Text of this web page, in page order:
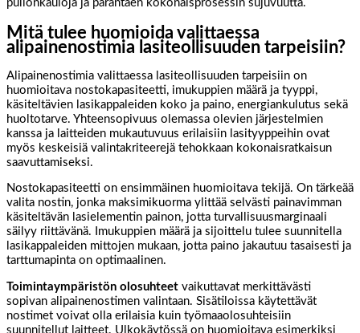
pullonkauloja ja parantaen kokonaisprosessin sujuvuutta.
Mitä tulee huomioida valittaessa
alipainenostimia lasiteollisuuden tarpeisiin?
Alipainenostimia valittaessa lasiteollisuuden tarpeisiin on
huomioitava nostokapasiteetti, imukuppien määrä ja tyyppi,
käsiteltävien lasikappaleiden koko ja paino, energiankulutus sekä
huoltotarve. Yhteensopivuus olemassa olevien järjestelmien
kanssa ja laitteiden mukautuvuus erilaisiin lasityyppeihin ovat
myös keskeisiä valintakriteerejä tehokkaan kokonaisratkaisun
saavuttamiseksi.
Nostokapasiteetti on ensimmäinen huomioitava tekijä. On tärkeää
valita nostin, jonka maksimikuorma ylittää selvästi painavimman
käsiteltävän lasielementin painon, jotta turvallisuusmarginaali
säilyy riittävänä. Imukuppien määrä ja sijoittelu tulee suunnitella
lasikappaleiden mittojen mukaan, jotta paino jakautuu tasaisesti ja
tarttumapinta on optimaalinen.
Toimintaympäristön olosuhteet vaikuttavat merkittävästi
sopivan alipainenostimen valintaan. Sisätiloissa käytettävät
nostimet voivat olla erilaisia kuin työmaaolosuhteisiin
suunnitellut laitteet. Ulkokäytössä on huomioitava esimerkiksi